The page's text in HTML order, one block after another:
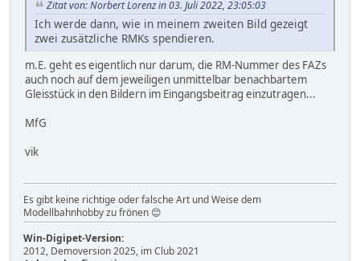
Zitat von: Norbert Lorenz in 03. Juli 2022, 23:05:03
Ich werde dann, wie in meinem zweiten Bild gezeigt
zwei zusätzliche RMKs spendieren.
m.E. geht es eigentlich nur darum, die RM-Nummer des FAZs
auch noch auf dem jeweiligen unmittelbar benachbartem
Gleisstück in den Bildern im Eingangsbeitrag einzutragen...
MfG
vik
Es gibt keine richtige oder falsche Art und Weise dem
Modellbahnhobby zu frönen 😊
Win-Digipet-Version:
2012, Demoversion 2025, im Club 2021